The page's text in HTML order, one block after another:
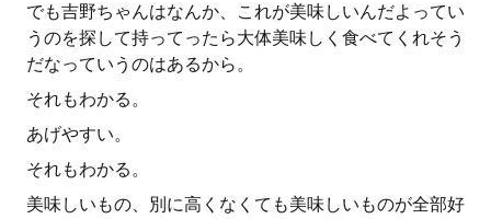
でも吉野ちゃんはなんか、これが美味しいんだよってい
うのを探して持ってったら大体美味しく食べてくれそう
だなっていうのはあるから。
それもわかる。
あげやすい。
それもわかる。
美味しいもの、別に高くなくても美味しいものが全部好